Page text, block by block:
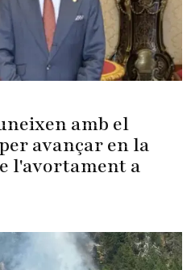
amb el
avançar en la
l'avortament a